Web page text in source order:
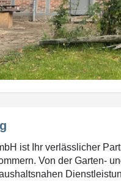
ist Ihr verlässlicher
Von der Garten-